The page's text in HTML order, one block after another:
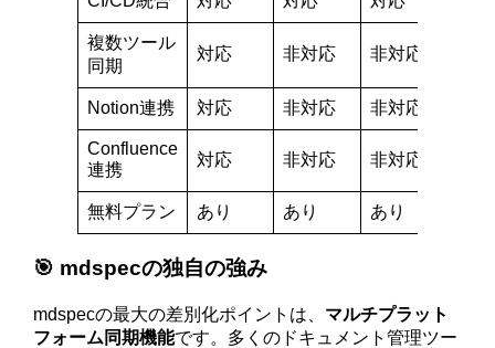
複数ツール
同期
対応 非対応 非対応
Notion連携 対応 非対応 非対応
Confluence
連携
対応 非対応 非対応
無料プラン あり あり あり
🎯 mdspecの独自の強み
mdspecの最大の差別化ポイントは、 マルチプラット
フォーム同期機能です。多くのドキュメント管理ツー